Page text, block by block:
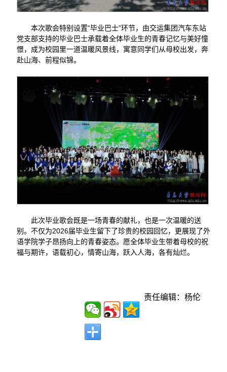
本次歌会特别设置“毕业巴士”环节，由交运集团汽车东站
党支部支持的毕业巴士承载着全体毕业生的青春记忆与美好憧
憬，成为校园里一道温暖风景线，寓意同学们从母校出发，奔
赴山海、前程似锦。
此次毕业歌会既是一场青春的献礼，也是一次温暖的送
别。不仅为2026届毕业生留下了珍贵的校园回忆，更展现了外
语学院学子昂扬向上的青春姿态。愿全体毕业生带着母校的祝
福与期许，语载初心，情寄山海，跃入人海，各有灿烂。
责任编辑：杨伦